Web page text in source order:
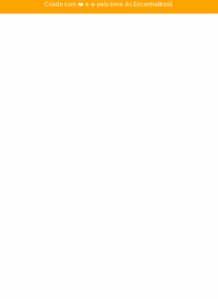
Criado com ❤️ e ☕ pelo time do EncontraBrasil